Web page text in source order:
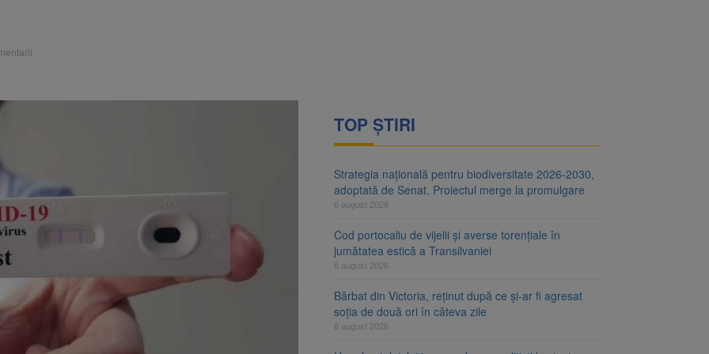
analizează dosarul lui Călin Georgescu și Horațiu Potra. Judecătorii decid dacă începe
TOP ȘTIRI
Strategia națională pentru biodiversitate 2026-2030,
adoptată de Senat. Proiectul merge la promulgare
6 august 2026
Cod portocaliu de vijelii și averse torențiale în
jumătatea estică a Transilvaniei
6 august 2026
Bărbat din Victoria, reținut după ce și-ar fi agresat
soția de două ori în câteva zile
6 august 2026